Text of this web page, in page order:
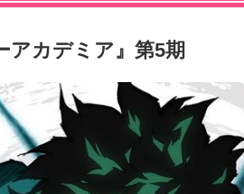
アカデミア』第5期